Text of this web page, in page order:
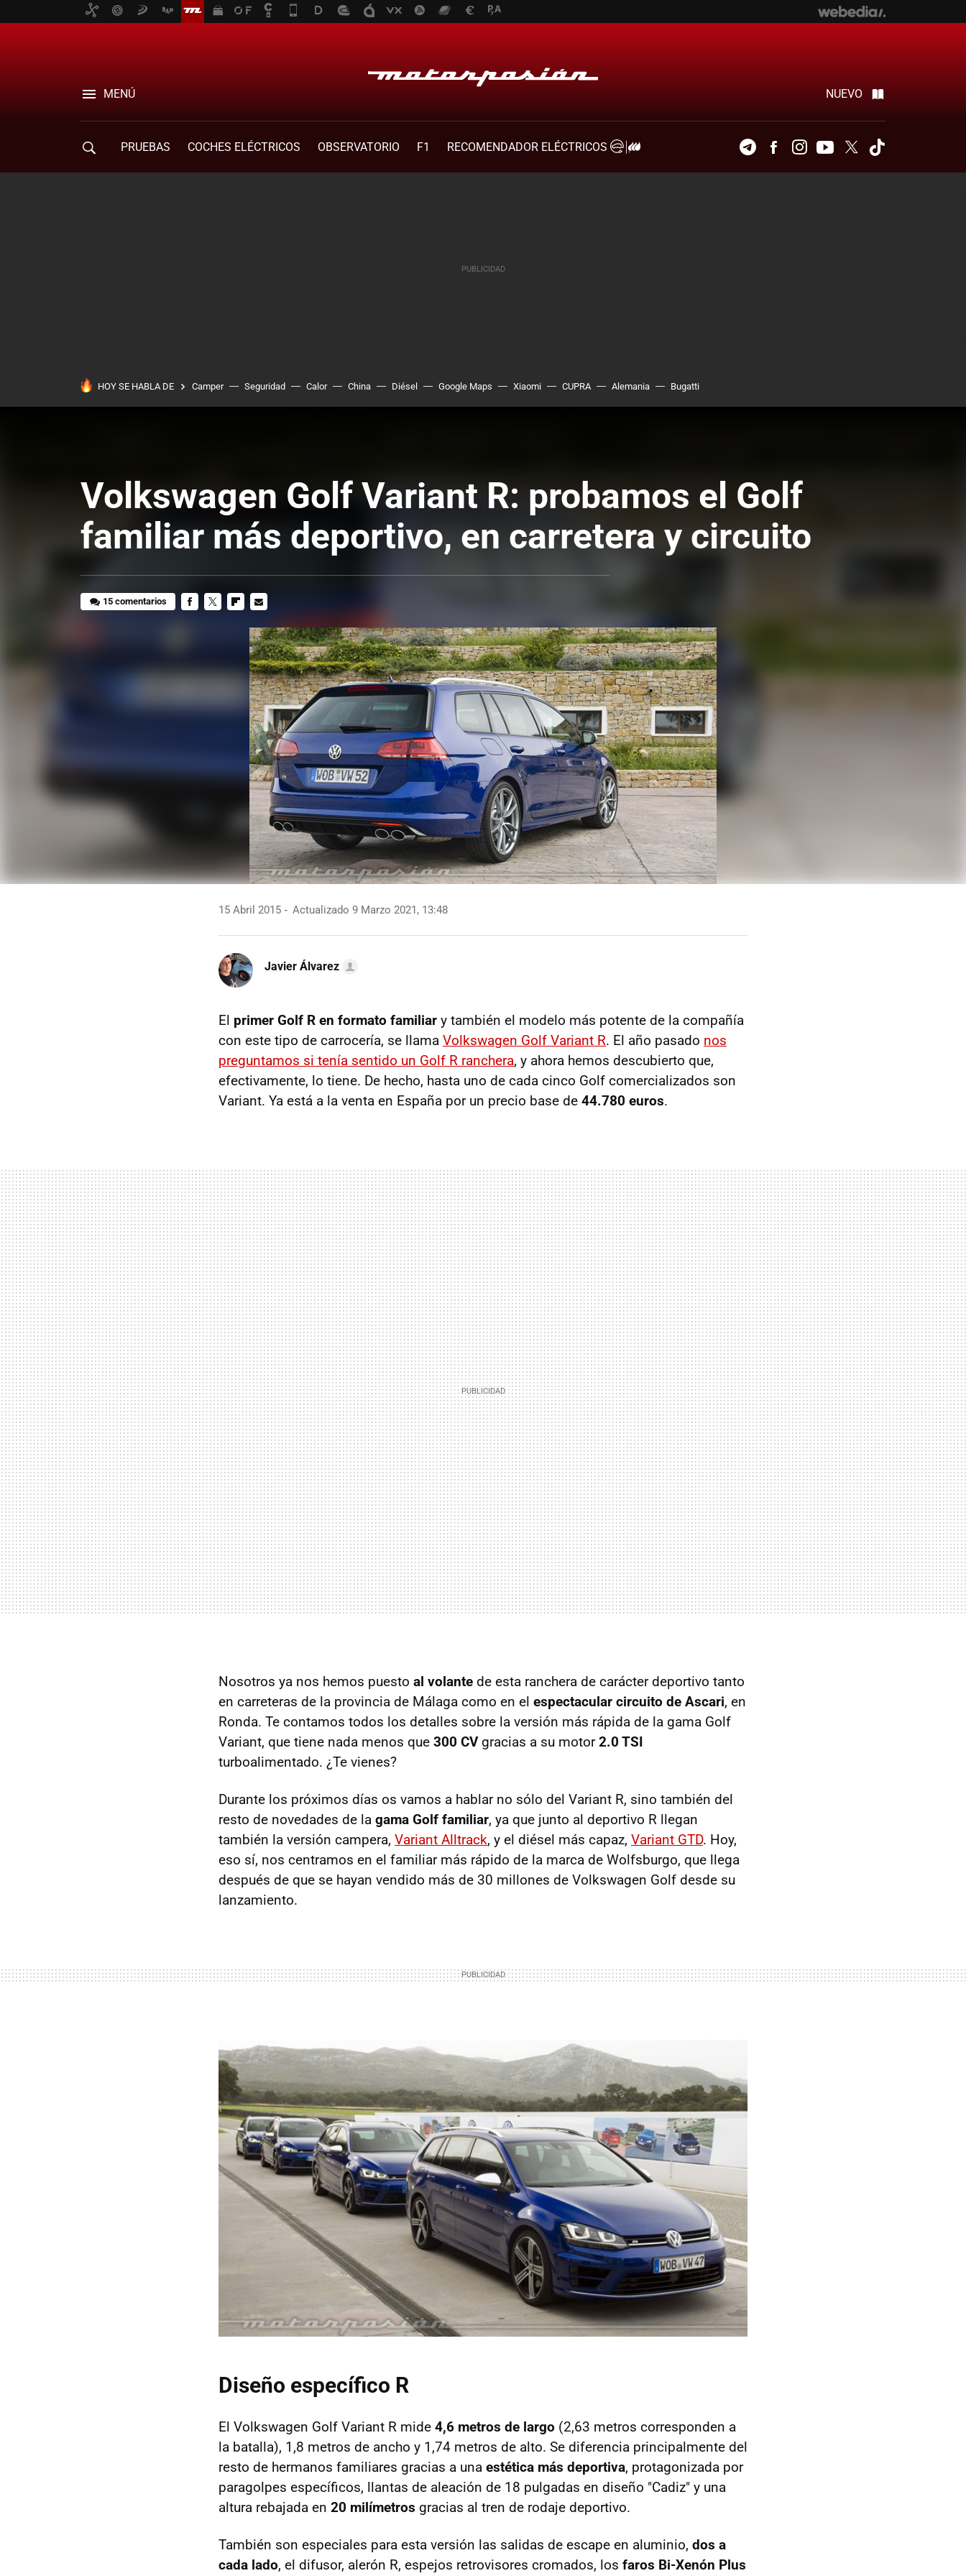
MENÚ NUEVO
PRUEBAS COCHES ELÉCTRICOS OBSERVATORIO F1
RECOMENDADOR ELÉCTRICOS
TelegramFacebookInstagramYoutubeTwitter
HOY SE HABLA DE Camper Seguridad Calor China Diésel Google Maps Xiaomi CUPRA Alemania Bugatti
Volkswagen Golf Variant R: probamos el Golf
familiar más deportivo, en carretera y circuito
15 comentarios
MAIL
15 Abril 2015 Actualizado 9 Marzo 2021, 13:48
Javier Álvarez
El primer Golf R en formato familiar y también el modelo más potente de la compañía
con este tipo de carrocería, se llama Volkswagen Golf Variant R. El año pasado nos
preguntamos si tenía sentido un Golf R ranchera, y ahora hemos descubierto que,
efectivamente, lo tiene. De hecho, hasta uno de cada cinco Golf comercializados son
Variant. Ya está a la venta en España por un precio base de 44.780 euros.
Nosotros ya nos hemos puesto al volante de esta ranchera de carácter deportivo tanto
en carreteras de la provincia de Málaga como en el espectacular circuito de Ascari, en
Ronda. Te contamos todos los detalles sobre la versión más rápida de la gama Golf
Variant, que tiene nada menos que 300 CVgracias a su motor2.0 TSI
turboalimentado. ¿Te vienes?
Durante los próximos días os vamos a hablar no sólo del Variant R, sino también del
resto de novedades de la gama Golf familiar, ya que junto al deportivo R llegan
también la versión campera, Variant Alltrack, y el diésel más capaz, Variant GTD. Hoy,
eso sí, nos centramos en el familiar más rápido de la marca de Wolfsburgo, que llega
después de que se hayan vendido más de 30 millones de Volkswagen Golf desde su
lanzamiento.
Diseño específico R
El Volkswagen Golf Variant R mide 4,6 metros de largo (2,63 metros corresponden a
la batalla), 1,8 metros de ancho y 1,74 metros de alto. Se diferencia principalmente del
resto de hermanos familiares gracias a una estética más deportiva, protagonizada por
paragolpes específicos, llantas de aleación de 18 pulgadas en diseño "Cadiz" y una
altura rebajada en 20 milímetros gracias al tren de rodaje deportivo.
También son especiales para esta versión las salidas de escape en aluminio, dos a
cada lado, el difusor, alerón R, espejos retrovisores cromados, los faros Bi-Xenón Plus